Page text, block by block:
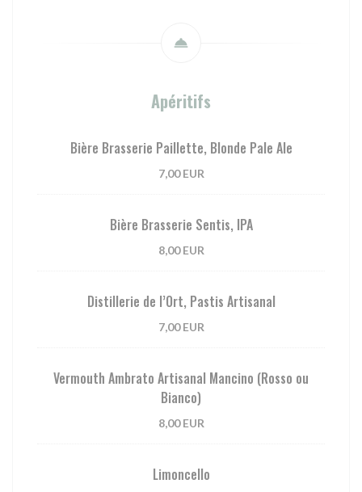
Apéritifs
Bière Brasserie Paillette, Blonde Pale Ale
7,00 EUR
Bière Brasserie Sentis, IPA
8,00 EUR
Distillerie de l’Ort, Pastis Artisanal
7,00 EUR
Vermouth Ambrato Artisanal Mancino (Rosso ou
Bianco)
8,00 EUR
Limoncello